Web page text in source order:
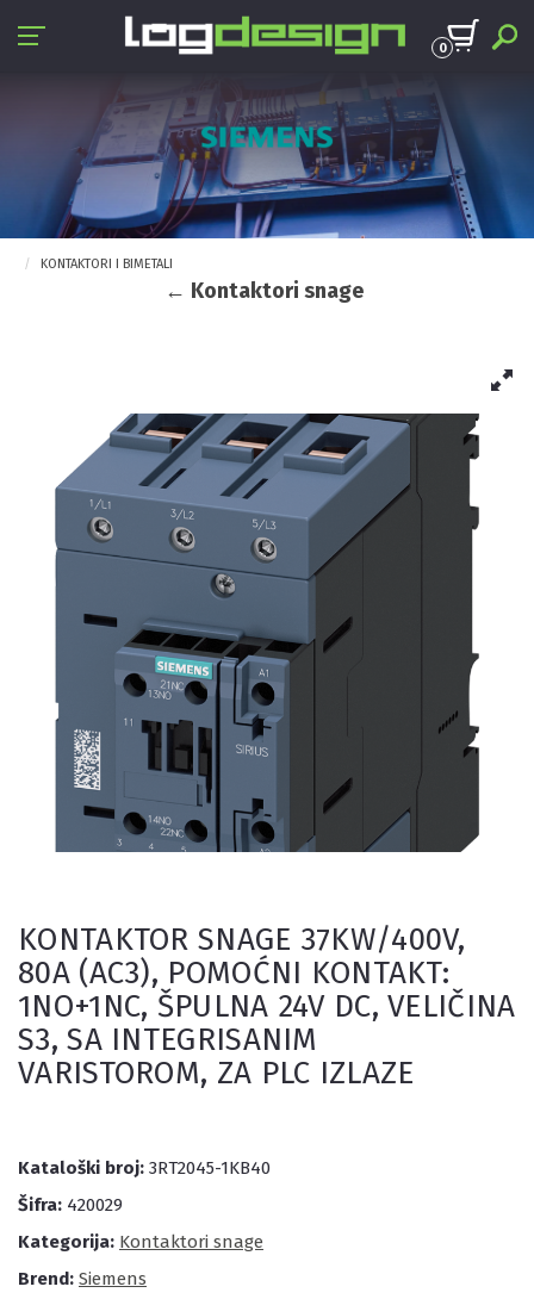
0
KONTAKTORI I BIMETALI
← Kontaktori snage
KONTAKTOR SNAGE 37KW/400V,
80A (AC3), POMOĆNI KONTAKT:
1NO+1NC, ŠPULNA 24V DC, VELIČINA
S3, SA INTEGRISANIM
VARISTOROM, ZA PLC IZLAZE
Kataloški broj: 3RT2045-1KB40
Šifra: 420029
Kategorija: Kontaktori snage
Brend: Siemens